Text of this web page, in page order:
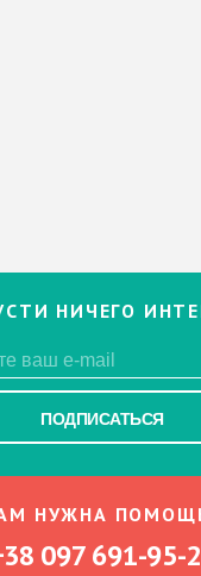
НИЧЕГО
ПОДПИСАТЬСЯ
НУЖНА
097 691-95-